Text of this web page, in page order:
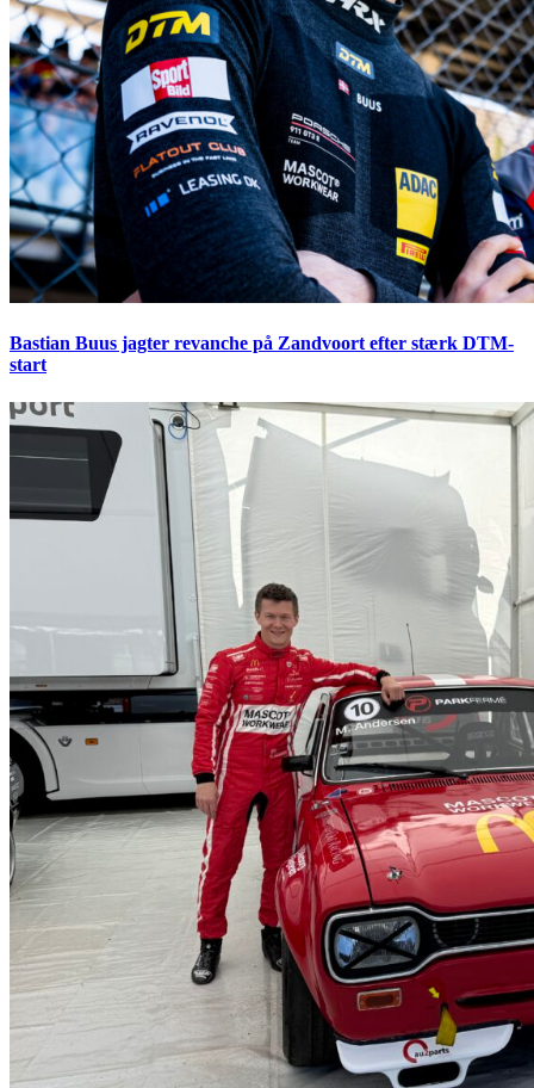
Bastian Buus jagter revanche på Zandvoort efter stærk DTM-
start